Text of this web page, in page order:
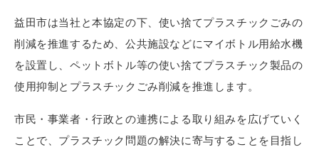
益田市は当社と本協定の下、使い捨てプラスチックごみの
削減を推進するため、公共施設などにマイボトル用給水機
を設置し、ペットボトル等の使い捨てプラスチック製品の
使用抑制とプラスチックごみ削減を推進します。
市民・事業者・行政との連携による取り組みを広げていく
ことで、プラスチック問題の解決に寄与することを目指し